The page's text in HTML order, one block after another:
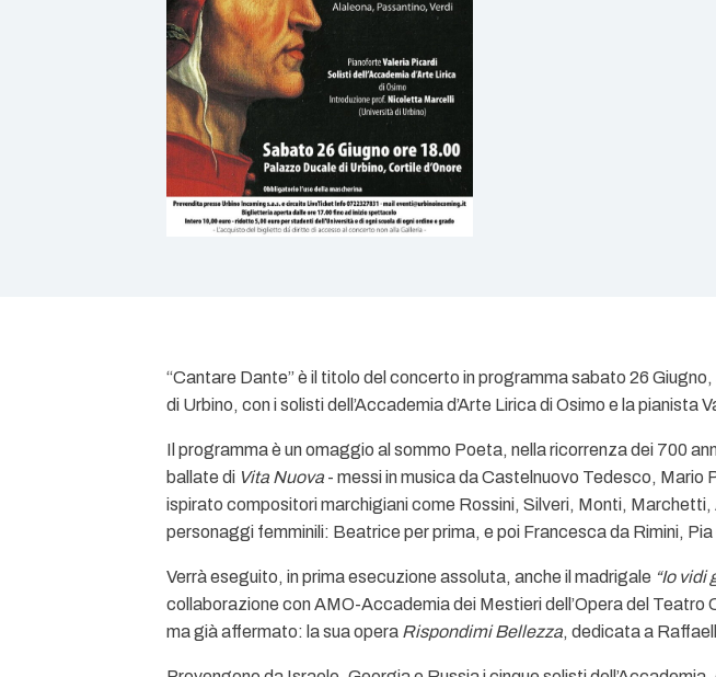
“Cantare Dante” è il titolo del concerto in programma sabato 26
di Urbino, con i solisti dell’Accademia d’Arte Lirica di Osimo e la pianista
Il programma è un omaggio al sommo Poeta, nella ricorrenza dei 700
ballate di Vita Nuova - messi in musica da Castelnuovo Tedesco, Mario
ispirato compositori marchigiani come Rossini, Silveri, Monti,
personaggi femminili: Beatrice per prima, e poi Francesca da Rimini,
Verrà eseguito, in prima esecuzione assoluta, anche il madrigale “Io vidi
collaborazione con AMO-Accademia dei Mestieri dell’Opera del
ma già affermato: la sua opera Rispondimi Bellezza, dedicata a